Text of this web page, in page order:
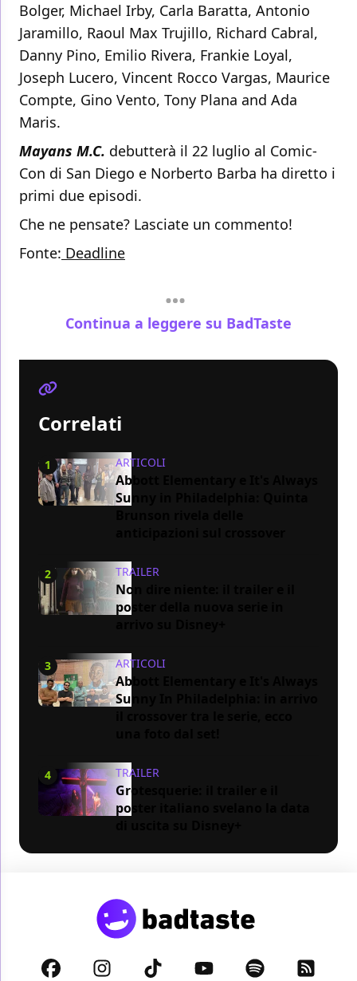
Bolger, Michael Irby, Carla Baratta, Antonio
Jaramillo, Raoul Max Trujillo, Richard Cabral,
Danny Pino, Emilio Rivera, Frankie Loyal,
Joseph Lucero, Vincent Rocco Vargas, Maurice
Compte, Gino Vento, Tony Plana and Ada
Maris.
Mayans M.C. debutterà il 22 luglio al Comic-
Con di San Diego e Norberto Barba ha diretto i
primi due episodi.
Che ne pensate? Lasciate un commento!
Fonte: Deadline
Continua a leggere su BadTaste
Correlati
1 ARTICOLI
Abbott Elementary e It's Always
Sunny in Philadelphia: Quinta
2 TRAILER
Non dire niente: il trailer e il
poster della nuova serie in
3 ARTICOLI
Abbott Elementary e It's Always
Sunny In Philadelphia: in arrivo
4 TRAILER
Grotesquerie: il trailer e il
poster italiano svelano la data